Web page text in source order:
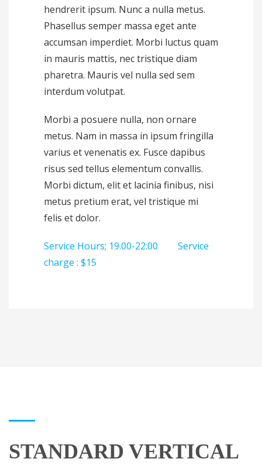
hendrerit ipsum. Nunc a nulla metus.
Phasellus semper massa eget ante
accumsan imperdiet. Morbi luctus quam
in mauris mattis, nec tristique diam
pharetra. Mauris vel nulla sed sem
interdum volutpat.
Morbi a posuere nulla, non ornare
metus. Nam in massa in ipsum fringilla
varius et venenatis ex. Fusce dapibus
risus sed tellus elementum convallis.
Morbi dictum, elit et lacinia finibus, nisi
metus pretium erat, vel tristique mi
felis et dolor.
Service Hours; 19.00-22:00
Service
charge : $15
STANDARD VERTICAL